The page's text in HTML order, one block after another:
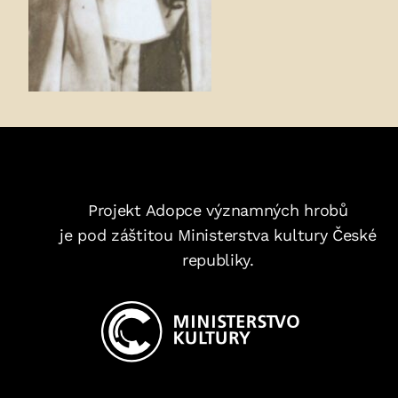
Projekt Adopce významných hrobů
je pod záštitou Ministerstva kultury České
republiky.